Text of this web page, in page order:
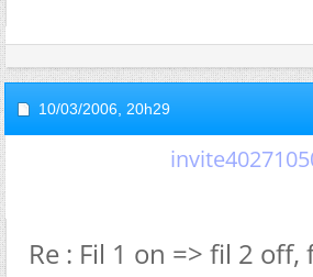
10/03/2006, 20h29
Re : Fil 1 on => fil 2